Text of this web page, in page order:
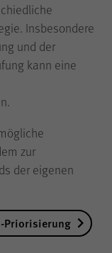
Insbesondere
und der
kann eine
zur
der eigenen
Priorisierung
Digitalisierungs-
während
des
späteren
gleichen Stelle